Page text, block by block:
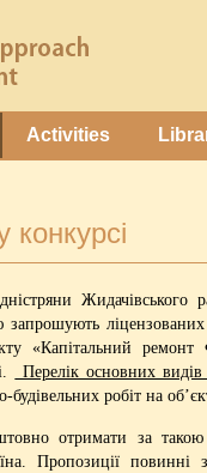
Activities
«Капітальний
Перелік основних
робіт на
отримати за
Пропозиції